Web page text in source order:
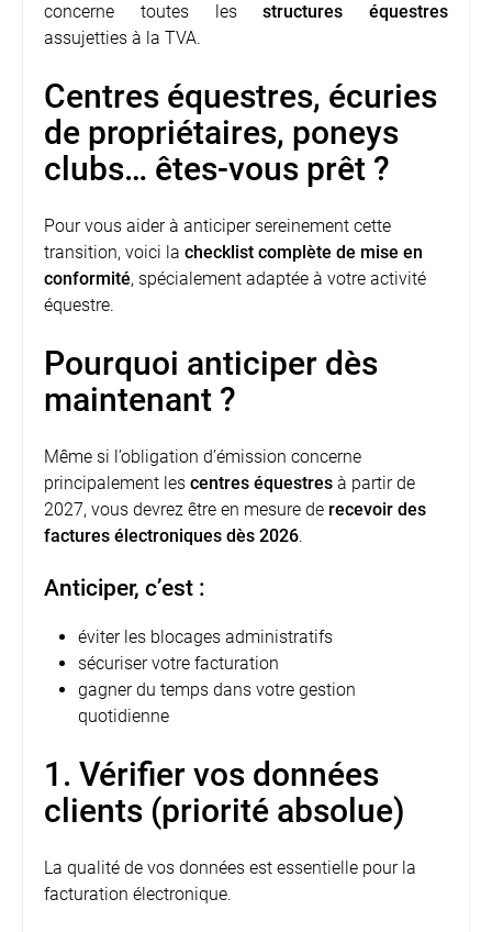
concerne toutes lesstructures équestres
assujetties à la TVA.
Centres équestres, écuries
de propriétaires, poneys
clubs… êtes-vous prêt ?
Pour vous aider à anticiper sereinement cette
transition, voici la checklist complète de mise en
conformité, spécialement adaptée à votre activité
équestre.
Pourquoi anticiper dès
maintenant ?
Même si l’obligation d’émission concerne
principalement les centres équestres à partir de
2027, vous devrez être en mesure de recevoir des
factures électroniques dès 2026.
Anticiper, c’est :
éviter les blocages administratifs
sécuriser votre facturation
gagner du temps dans votre gestion
quotidienne
1. Vérifier vos données
clients (priorité absolue)
La qualité de vos données est essentielle pour la
facturation électronique.